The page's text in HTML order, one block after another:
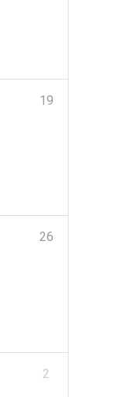
19
26
2